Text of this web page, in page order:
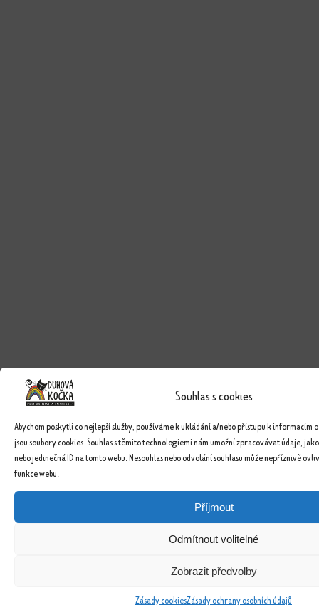
Souhlas s cookies
Abychom poskytli co nejlepší služby, používáme k ukládání a/nebo přístupu k informacím
jsou soubory cookies. Souhlas s těmito technologiemi nám umožní zpracovávat údaje,
nebo jedinečná ID na tomto webu. Nesouhlas nebo odvolání souhlasu může nepříznivě
funkce webu.
Příjmout
Odmítnout volitelné
Zobrazit předvolby
Zásady cookiesZásady ochrany osobních údajů